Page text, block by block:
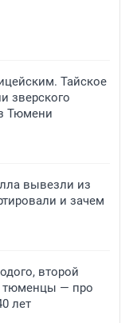
Тайское
зверского
Тюмени
вывезли из
и зачем
второй
тюменцы — про
лет